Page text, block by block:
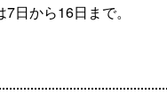
日から16日まで。